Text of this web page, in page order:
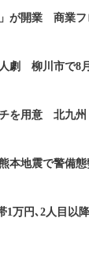
が開業 商業フ
劇 柳川市で8
チを用意 北九
本地震で警備
1万円､2人目以